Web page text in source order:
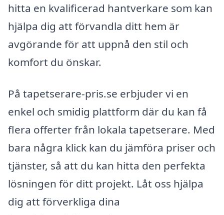
hitta en kvalificerad hantverkare som kan
hjälpa dig att förvandla ditt hem är
avgörande för att uppnå den stil och
komfort du önskar.
På tapetserare-pris.se erbjuder vi en
enkel och smidig plattform där du kan få
flera offerter från lokala tapetserare. Med
bara några klick kan du jämföra priser och
tjänster, så att du kan hitta den perfekta
lösningen för ditt projekt. Låt oss hjälpa
dig att förverkliga dina